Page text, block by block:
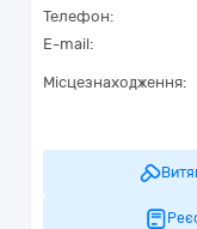
Телефон:
E-mail:
Місцезнаходження: